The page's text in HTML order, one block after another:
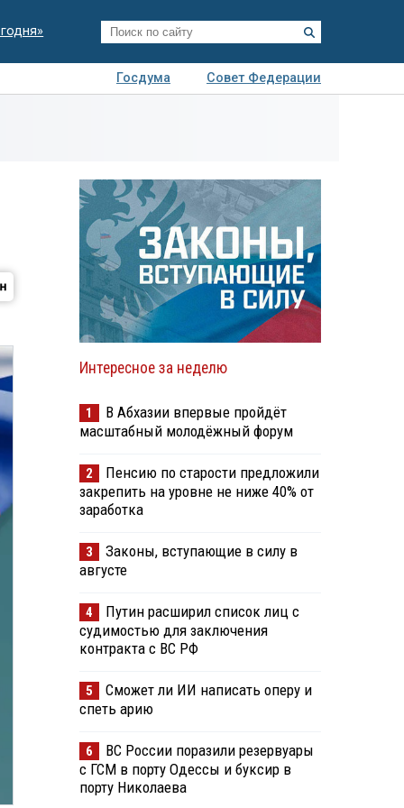
Госдума
Совет Федерации
Интересное за неделю
1
В Абхазии впервые пройдёт
масштабный молодёжный форум
2
Пенсию по старости предложили
закрепить на уровне не ниже 40% от
заработка
3
Законы, вступающие в силу в
августе
4
Путин расширил список лиц с
судимостью для заключения
контракта с ВС РФ
5
Сможет ли ИИ написать оперу и
спеть арию
6
ВС России поразили резервуары
с ГСМ в порту Одессы и буксир в
порту Николаева